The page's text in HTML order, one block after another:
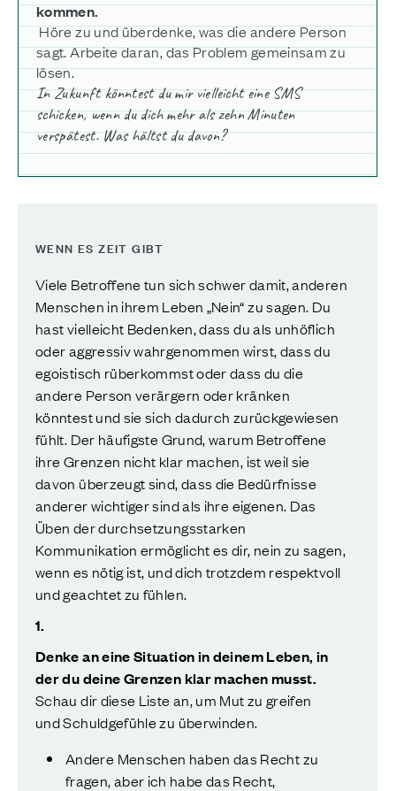
kommen.
Höre zu und überdenke, was die andere Person
sagt. Arbeite daran, das Problem gemeinsam zu
lösen.
In Zukunft könntest du mir vielleicht eine SMS
schicken, wenn du dich mehr als zehn Minuten
verspätest. Was hältst du davon?
WENN ES ZEIT GIBT
Viele Betroffene tun sich schwer damit, anderen
Menschen in ihrem Leben „Nein“ zu sagen. Du
hast vielleicht Bedenken, dass du als unhöflich
oder aggressiv wahrgenommen wirst, dass du
egoistisch rüberkommst oder dass du die
andere Person verärgern oder kränken
könntest und sie sich dadurch zurückgewiesen
fühlt. Der häufigste Grund, warum Betroffene
ihre Grenzen nicht klar machen, ist weil sie
davon überzeugt sind, dass die Bedürfnisse
anderer wichtiger sind als ihre eigenen. Das
Üben der durchsetzungsstarken
Kommunikation ermöglicht es dir, nein zu sagen,
wenn es nötig ist, und dich trotzdem respektvoll
und geachtet zu fühlen.
1.
Denke an eine Situation in deinem Leben, in
der du deine Grenzen klar machen musst.
Schau dir diese Liste an, um Mut zu greifen
und Schuldgefühle zu überwinden.
Andere Menschen haben das Recht zu
fragen, aber ich habe das Recht,